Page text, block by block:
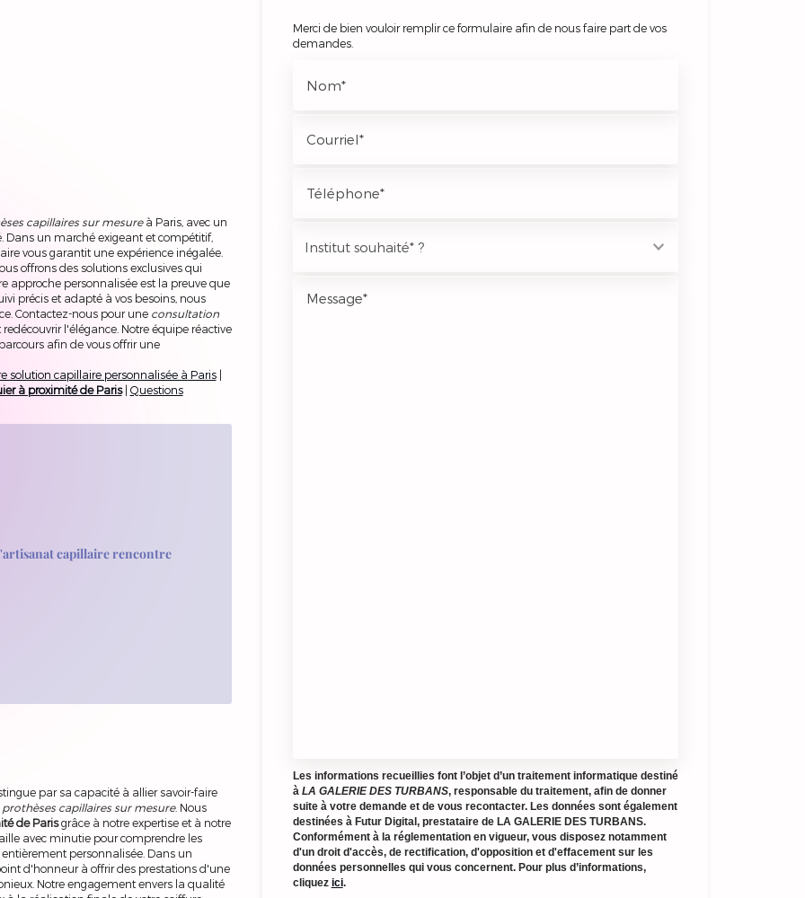
capillaires sur mesureà Paris, avec un
un marché exigeant et compétitif,
vous garantit une expérience inégalée.
offrons des solutions exclusives qui
approche personnalisée est la preuve que
précis et adapté à vos besoins, nous
Contactez-nous pour une consultation
l'élégance. Notre équipe réactive
afin de vous offrir une
solution capillaire personnalisée à Paris|
à proximité de Paris| Questions
capillaire rencontre
par sa capacité à allier savoir-faire
prothèses capillaires sur mesure. Nous
de Parisgrâce à notre expertise et à notre
avec minutie pour comprendre les
personnalisée. Dans un
d'honneur à offrir des prestations d'une
Notre engagement envers la qualité
Merci de bien vouloir remplir ce formulaire afin de nous faire part de vos
demandes.
Les informations recueillies font l’objet d’un traitement informatique destiné
à LA GALERIE DES TURBANS, responsable du traitement, afin de donner
suite à votre demande et de vous recontacter. Les données sont également
destinées à Futur Digital, prestataire de LA GALERIE DES TURBANS.
Conformément à la réglementation en vigueur, vous disposez notamment
d'un droit d'accès, de rectification, d'opposition et d'effacement sur les
données personnelles qui vous concernent. Pour plus d’informations,
cliquez ici.